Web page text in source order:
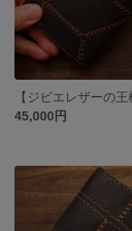
45,000円